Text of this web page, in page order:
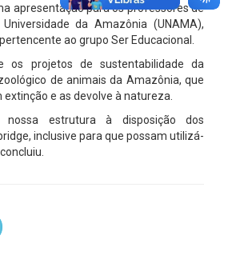
apresentação para os professores de
da Amazônia (UNAMA),
ao grupo Ser Educacional.
os projetos de sustentabilidade da
de animais da Amazônia, que
e as devolve à natureza.
nossa estrutura à disposição dos
inclusive para que possam utilizá-